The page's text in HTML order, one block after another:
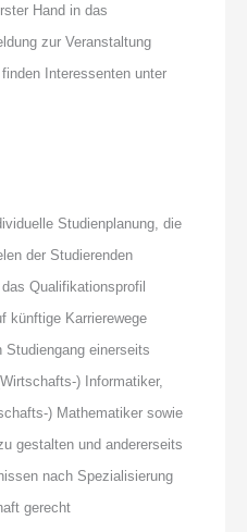
Hand in das
zur Veranstaltung
Interessenten unter
Studienplanung, die
der Studierenden
Qualifikationsprofil
künftige Karrierewege
einerseits
) Informatiker,
) Mathematiker sowie
gestalten und andererseits
nach Spezialisierung
gerecht